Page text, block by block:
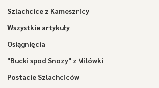
Szlachcice z Kamesznicy
Wszystkie artykuły
Osiągnięcia
"Bucki spod Snozy" z Milówki
Postacie Szlachciców